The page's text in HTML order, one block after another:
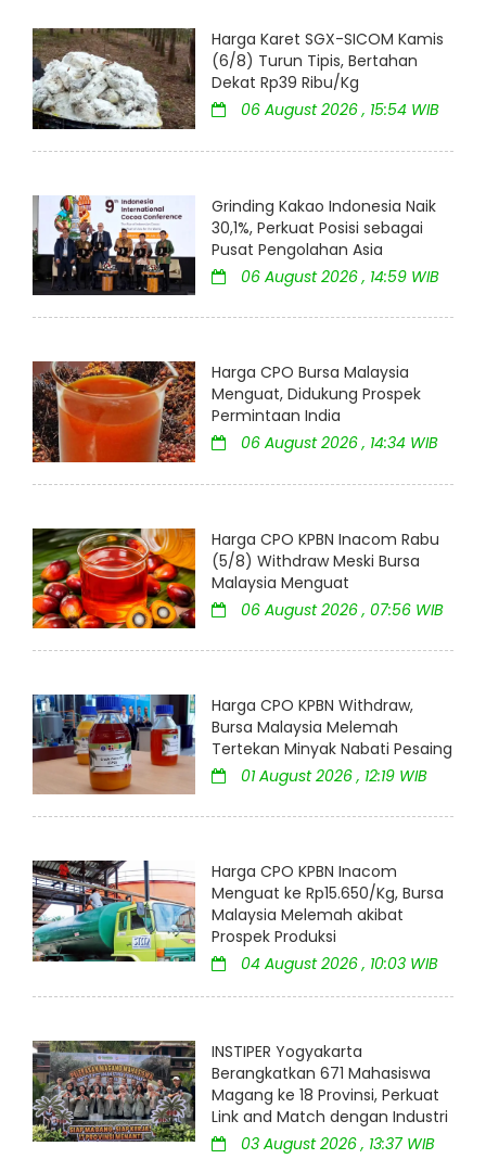
Harga Karet SGX-SICOM Kamis
(6/8) Turun Tipis, Bertahan
Dekat Rp39 Ribu/Kg
06 August 2026 , 15:54 WIB
Grinding Kakao Indonesia Naik
30,1%, Perkuat Posisi sebagai
Pusat Pengolahan Asia
06 August 2026 , 14:59 WIB
Harga CPO Bursa Malaysia
Menguat, Didukung Prospek
Permintaan India
06 August 2026 , 14:34 WIB
Harga CPO KPBN Inacom Rabu
(5/8) Withdraw Meski Bursa
Malaysia Menguat
06 August 2026 , 07:56 WIB
Harga CPO KPBN Withdraw,
Bursa Malaysia Melemah
Tertekan Minyak Nabati Pesaing
01 August 2026 , 12:19 WIB
Harga CPO KPBN Inacom
Menguat ke Rp15.650/Kg, Bursa
Malaysia Melemah akibat
Prospek Produksi
04 August 2026 , 10:03 WIB
INSTIPER Yogyakarta
Berangkatkan 671 Mahasiswa
Magang ke 18 Provinsi, Perkuat
Link and Match dengan Industri
03 August 2026 , 13:37 WIB